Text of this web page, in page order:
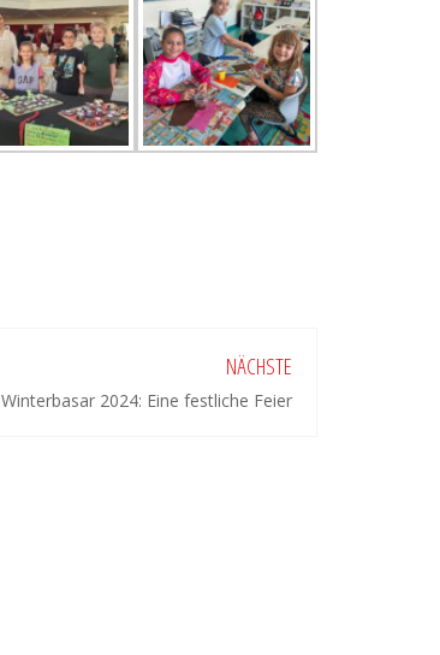
NÄCHSTE
Winterbasar 2024: Eine festliche Feier